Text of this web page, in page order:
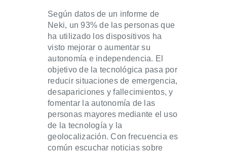
Según datos de un informe de
Neki, un 93% de las personas que
ha utilizado los dispositivos ha
visto mejorar o aumentar su
autonomía e independencia. El
objetivo de la tecnológica pasa por
reducir situaciones de emergencia,
desapariciones y fallecimientos, y
fomentar la autonomía de las
personas mayores mediante el uso
de la tecnología y la
geolocalización. Con frecuencia es
común escuchar noticias sobre